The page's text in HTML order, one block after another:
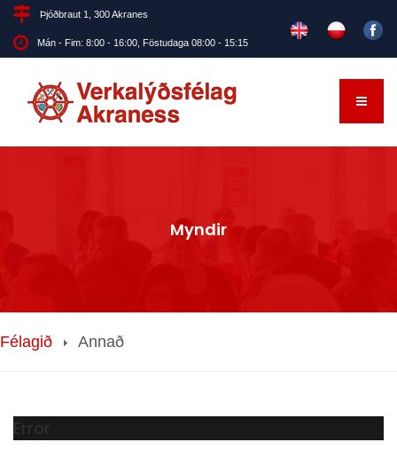
Þjóðbraut 1, 300 Akranes
Mán - Fim: 8:00 - 16:00, Föstudaga 08:00 - 15:15
Myndir
Félagið Annað
Error